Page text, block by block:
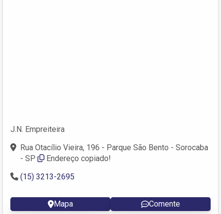
J.N. Empreiteira
Rua Otacílio Vieira, 196 - Parque São Bento - Sorocaba
- SP
Endereço copiado!
(15) 3213-2695
Mapa Comente